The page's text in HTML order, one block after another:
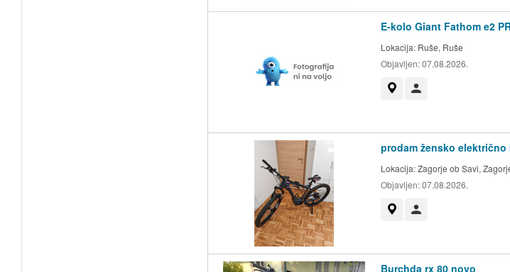
E-kolo Giant Fathom e2
Lokacija: Ruše, Ruše
Objavljen:07.08.2026.
prodam žensko električno
Lokacija:Zagorje ob Savi,
Objavljen:07.08.2026.
Burchda rx 80 novo